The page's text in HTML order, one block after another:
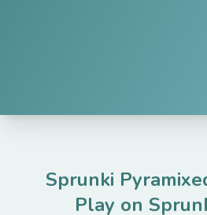
Sprunki
Play on